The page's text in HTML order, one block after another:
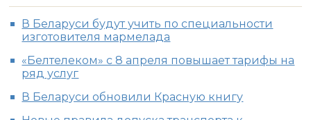
В Беларуси будут учить по специальности
изготовителя мармелада
«Белтелеком» с 8 апреля повышает тарифы на
ряд услуг
В Беларуси обновили Красную книгу